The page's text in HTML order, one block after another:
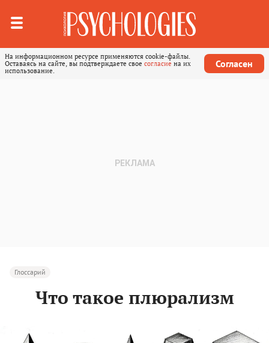
На информационном ресурсе применяются cookie-файлы.
Оставаясь на сайте, вы подтверждаете свое согласие на их
использование.
Согласен
Глоссарий
Что такое плюрализм